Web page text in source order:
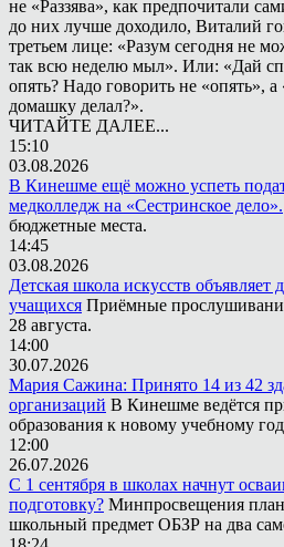
не «Раззява», как предпочитали
до них лучше доходило, Виталий
третьем лице: «Разум сегодня не
так всю неделю мыл». Или: «Дай
опять? Надо говорить не «опять», а
домашку делал?».
ЧИТАЙТЕ ДАЛЕЕ...
15:10
03.08.2026
В Кинешме ещё можно успеть
медколледж на «Сестринское дело».
бюджетные места.
14:45
03.08.2026
Детская школа искусств
учащихся Приёмные
28 августа.
14:00
30.07.2026
Мария Сажина: Принято 14 из 42
организаций В Кинешме ведётся
образования к новому учебному
12:00
26.07.2026
С 1 сентября в школах начнут
подготовку? Минпросвещения
школьный предмет ОБЗР на два